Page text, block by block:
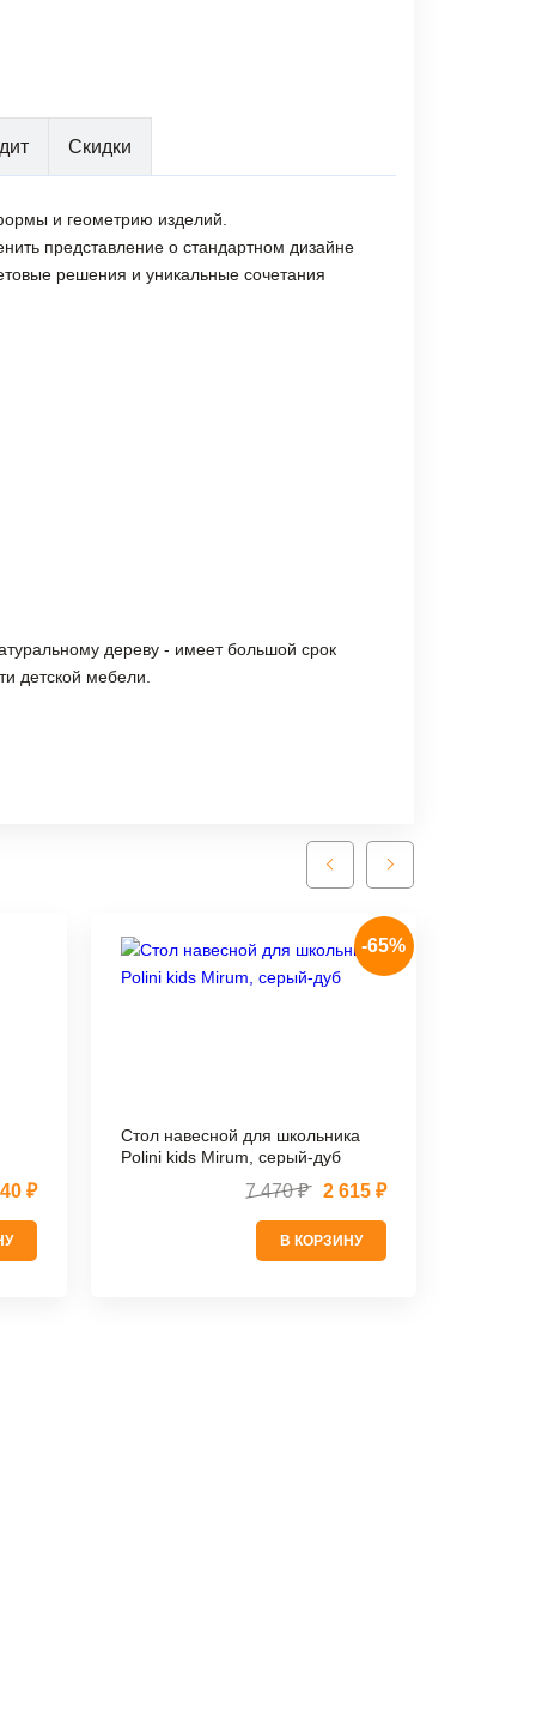
Скидки
и геометрию изделий.
представление о стандартном дизайне
решения и уникальные сочетания
дереву - имеет большой срок
детской мебели.
₽
-65%
Стол навесной для школьника
Polini kids Mirum, серый-дуб
7 470 ₽ 2 615 ₽
В КОРЗИНУ